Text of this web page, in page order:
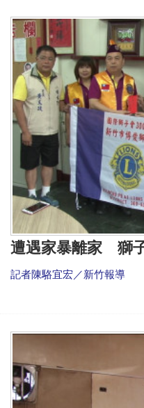
遭遇家暴離家 獅
記者陳駱宜宏／新竹報導